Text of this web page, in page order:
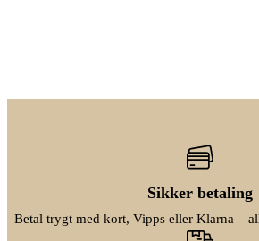
Sikker betaling
Betal trygt med kort, Vipps eller Klarna –